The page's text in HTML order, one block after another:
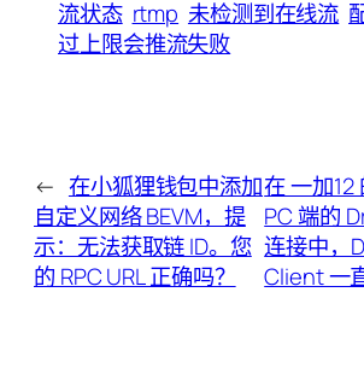
流状态 rtmp 未检测到在线流
过上限会推流失败
← 在小狐狸钱包中添加
自定义网络 BEVM，提
示：无法获取链 ID。您
的 RPC URL 正确吗？
在 一加12
PC 端的
连接中，
Client 一